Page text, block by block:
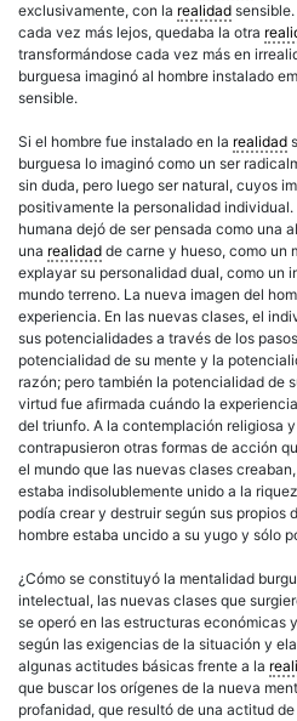
exclusivamente, con la realidad
cada vez más lejos, quedaba la otra
transformándose cada vez más en
burguesa imaginó al hombre instalado
sensible.
Si el hombre fue instalado en la realidad
burguesa lo imaginó como un ser
sin duda, pero luego ser natural, cuyos
positivamente la personalidad
humana dejó de ser pensada como una
una realidad de carne y hueso, como un
explayar su personalidad dual, como un
mundo terreno. La nueva imagen del
experiencia. En las nuevas clases, el
sus potencialidades a través de los
potencialidad de su mente y la
razón; pero también la potencialidad de
virtud fue afirmada cuándo la
del triunfo. A la contemplación religiosa
contrapusieron otras formas de acción
el mundo que las nuevas clases
estaba indisolublemente unido a la
podía crear y destruir según sus propios
hombre estaba uncido a su yugo y sólo
¿Cómo se constituyó la mentalidad
intelectual, las nuevas clases que
se operó en las estructuras económicas
según las exigencias de la situación y
algunas actitudes básicas frente a la
que buscar los orígenes de la nueva
profanidad, que resultó de una actitud